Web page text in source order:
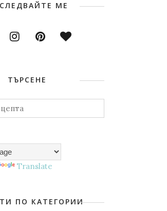
МЕ
ТЪРСЕНЕ
Translate
ПО КАТЕГОРИИ